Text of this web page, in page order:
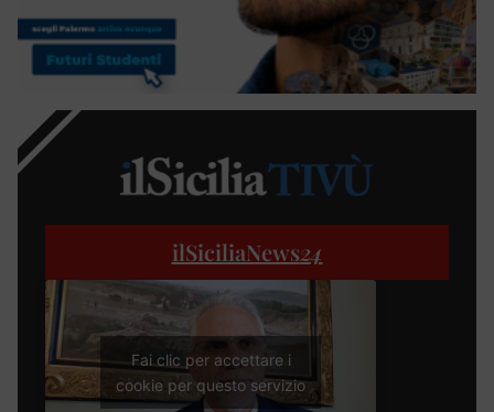
ilSiciliaNews24
Fai clic per accettare i
cookie per questo servizio